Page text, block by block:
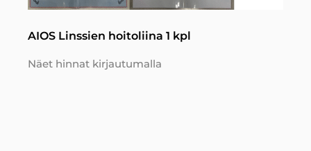
AIOS Linssien hoitoliina 1 kpl
Näet hinnat kirjautumalla